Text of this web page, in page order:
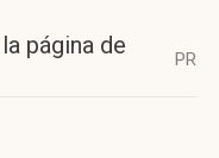
página de
PR